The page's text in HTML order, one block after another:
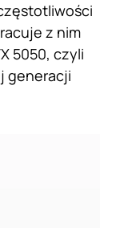
z nim
5050, czyli
generacji